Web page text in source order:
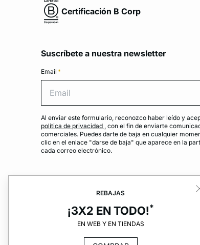
REBAJAS
¡3X2 EN TODO!*
EN WEB Y EN TIENDAS
Certificación B Corp
Suscríbete a nuestra newsletter
Email *
Al enviar este formulario, reconozco haber leído y
política de privacidad , con el fin de enviarte
comerciales. Puedes darte de baja en cualquier
clic en el enlace "darse de baja" que aparece en la
cada correo electrónico.